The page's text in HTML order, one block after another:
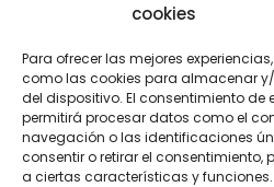
cookies
Para ofrecer las mejores
como las cookies para almacenar
del dispositivo. El consentimiento
permitirá procesar datos como el
navegación o las identificaciones
consentir o retirar el
a ciertas características y funciones.
C/Marie Curie, 35
29590